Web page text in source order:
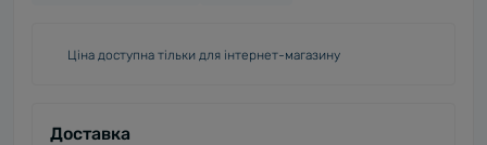
Ціна доступна тільки для інтернет-магазину
Доставка